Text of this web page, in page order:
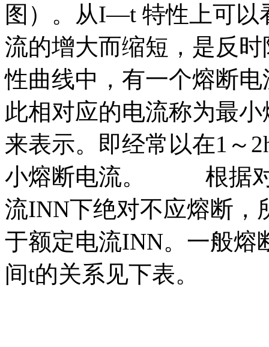
图）。从I—t 特性上可以
流的增大而缩短，是
性曲线中，有一个熔断
此相对应的电流称为最
来表示。即经常以在1～
小熔断电流。 根据对
流INN下绝对不应熔断，
于额定电流INN。一般熔
间t的关系见下表。